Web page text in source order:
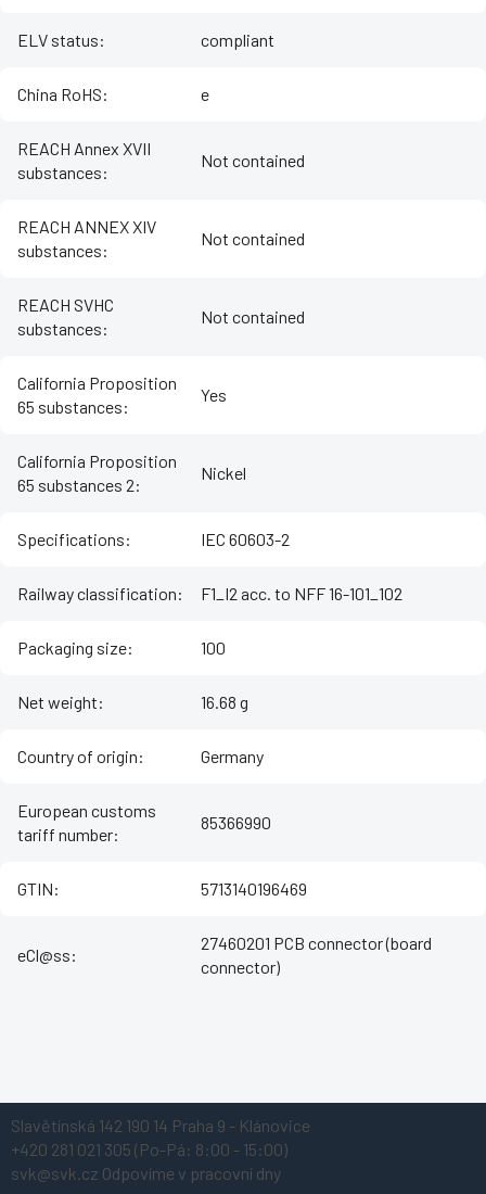
ELV status: compliant
China RoHS: e
REACH Annex XVII
substances:
Not contained
REACH ANNEX XIV
substances:
Not contained
REACH SVHC
substances:
Not contained
California Proposition
65 substances:
Yes
California Proposition
65 substances 2:
Nickel
Specifications: IEC 60603-2
Railway classification: F1_I2 acc. to NFF 16-101_102
Packaging size: 100
Net weight: 16.68 g
Country of origin: Germany
European customs
tariff number:
85366990
GTIN: 5713140196469
eCl@ss:
27460201 PCB connector (board
connector)
Slavětínská 142 190 14 Praha 9 - Klánovice
+420 281 021 305 (Po-Pá: 8:00 - 15:00)
svk@svk.cz Odpovíme v pracovní dny